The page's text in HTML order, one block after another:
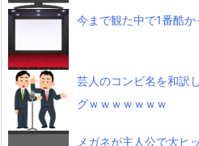
今まで観た中で1番酷
芸人のコンビ名を和訳
グｗｗｗｗｗｗｗ
メガネが主人公で大ヒ